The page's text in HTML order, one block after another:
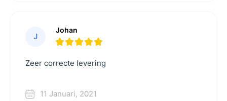
J
Johan
Zeer correcte levering
11 Januari, 2021